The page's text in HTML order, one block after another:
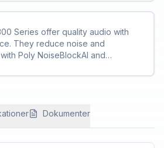
up to 32 lines to be more
Series offer quality audio with
They reduce noise and
Poly NoiseBlockAI and
Dokumenter